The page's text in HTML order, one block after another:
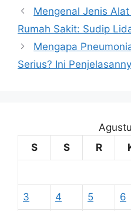
Mengenal Jenis
Rumah Sakit: Sudip
Mengapa
Serius? Ini
S
S R
3 4 5 6